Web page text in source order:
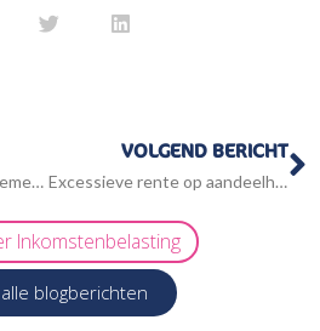
Te laat reageren van de gemeente heeft dwangsom tot gevolg
VOLGEND BERICHT
Excessieve rente op aandeelhoudersleningen doorbreekt fbi-status
Inkomstenbelasting
blogberichten